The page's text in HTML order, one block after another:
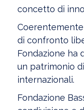
concetto di
di confronto
Fondazione ha
un patrimonio
internazionali.
Fondazione